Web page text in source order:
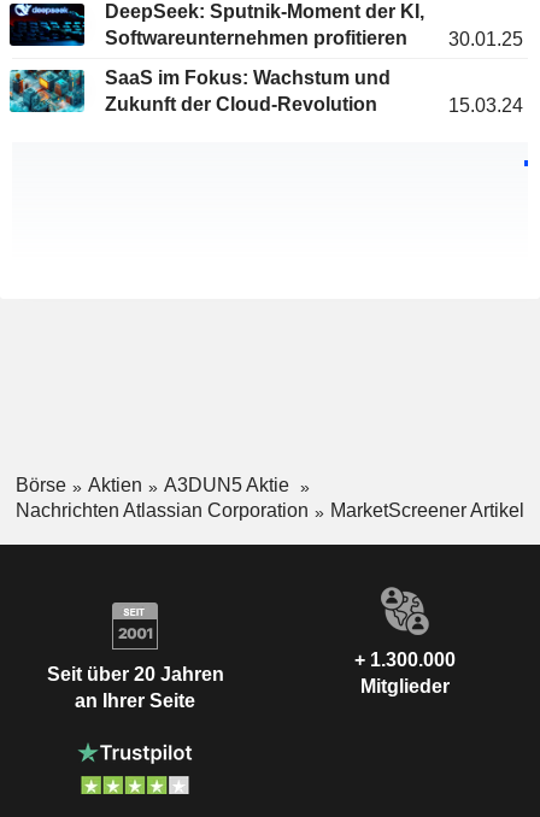
DeepSeek: Sputnik-Moment der KI,
Softwareunternehmen profitieren
30.01.25
SaaS im Fokus: Wachstum und
Zukunft der Cloud-Revolution
15.03.24
Börse Aktien
A3DUN5 Aktie
Nachrichten Atlassian Corporation
MarketScreener Artikel
Seit über 20 Jahren
an Ihrer Seite
+ 1.300.000
Mitglieder